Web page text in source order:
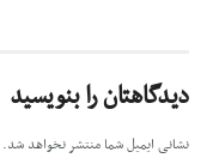
دیدگاهتان را بنویسید
نشانی ایمیل شما منتشر نخواهد شد.